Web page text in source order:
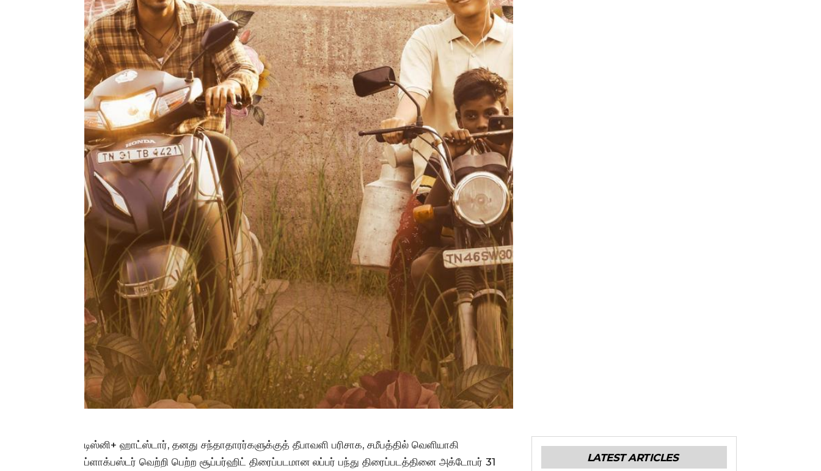
டிஸ்னி+ ஹாட்ஸ்டார், தனது சந்தாதாரர்களுக்குத் தீபாவளி பரிசாக, சமீபத்தில் வெளியாகி
ப்ளாக்பஸ்டர் வெற்றி பெற்ற சூப்பர்ஹிட் திரைப்படமான லப்பர் பந்து திரைப்படத்தினை அக்டோபர் 31
LATEST ARTICLES